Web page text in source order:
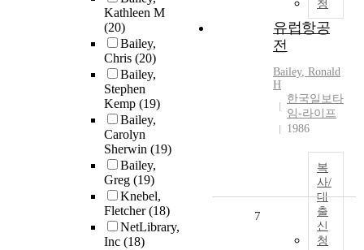
Kathleen M
(20)
Bailey,
Chris (20)
Bailey,
Stephen
Kemp (19)
Bailey,
Carolyn
Sherwin (19)
Bailey,
Greg (19)
Knebel,
Fletcher(18)
NetLibrary,
Inc (18)
청
유럽항공
전
Bailey, Ronald
H
한국일보타
임-라이프
1986
복
사/
대
출
신
청
7